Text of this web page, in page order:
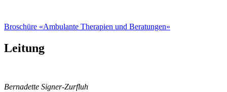
Broschüre «Ambulante Therapien und Beratungen»
Leitung
Bernadette Signer-Zurfluh